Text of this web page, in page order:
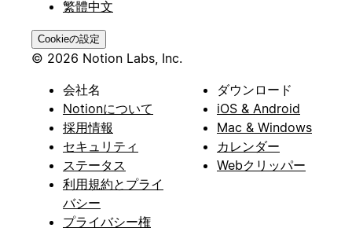
繁體中文
Cookieの設定
© 2026 Notion Labs, Inc.
会社名
Notionについて
採用情報
セキュリティ
ステータス
利用規約とプライ
バシー
プライバシー権
ダウンロード
iOS & Android
Mac & Windows
カレンダー
Webクリッパー